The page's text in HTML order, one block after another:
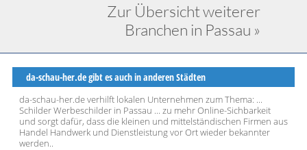
Zur Übersicht weiterer
Branchen in Passau »
da-schau-her.de gibt es auch in anderen Städten
da-schau-her.de verhilft lokalen Unternehmen zum Thema: ...
Schilder Werbeschilder in Passau ... zu mehr Online-Sichbarkeit
und sorgt dafür, dass die kleinen und mittelständischen Firmen aus
Handel Handwerk und Dienstleistung vor Ort wieder bekannter
werden..